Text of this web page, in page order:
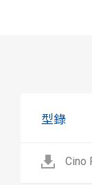
型錄
Cino